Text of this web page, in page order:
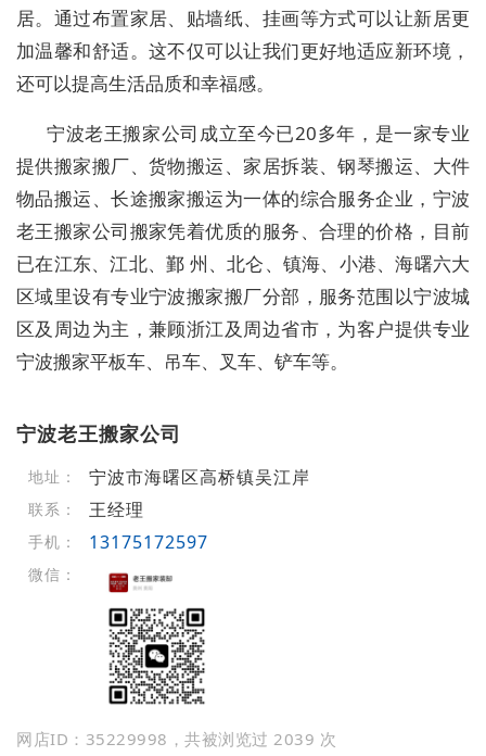
居。通过布置家居、贴墙纸、挂画等方式可以让新居更
加温馨和舒适。这不仅可以让我们更好地适应新环境，
还可以提高生活品质和幸福感。
宁波老王搬家公司成立至今已20多年，是一家专业
提供搬家搬厂、货物搬运、家居拆装、钢琴搬运、大件
物品搬运、长途搬家搬运为一体的综合服务企业，宁波
老王搬家公司搬家凭着优质的服务、合理的价格，目前
已在江东、江北、鄞 州、北仑、镇海、小港、海曙六大
区域里设有专业宁波搬家搬厂分部，服务范围以宁波城
区及周边为主，兼顾浙江及周边省市，为客户提供专业
宁波搬家平板车、吊车、叉车、铲车等。
宁波老王搬家公司
地址： 宁波市海曙区高桥镇吴江岸
联系： 王经理
手机： 13175172597
微信：
网店ID：35229998，共被浏览过 2039 次